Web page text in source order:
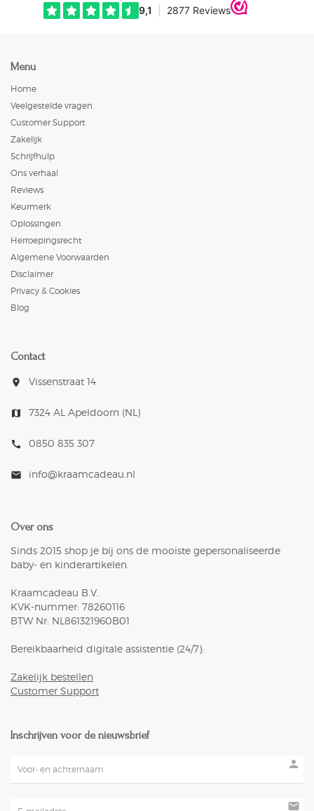
Menu
Home
Veelgestelde vragen
Customer Support
Zakelijk
Schrijfhulp
Ons verhaal
Reviews
Keurmerk
Oplossingen
Herroepingsrecht
Algemene Voorwaarden
Disclaimer
Privacy & Cookies
Blog
Contact
room Vissenstraat 14
map 7324 AL Apeldoorn (NL)
call 0850 835 307
mail info@kraamcadeau.nl
Over ons
Sinds 2015 shop je bij ons de mooiste gepersonaliseerde
baby- en kinderartikelen.
Kraamcadeau B.V.
KVK-nummer: 78260116
BTW Nr: NL861321960B01
Bereikbaarheid digitale assistentie (24/7):
Zakelijk bestellen
Customer Support
Inschrijven voor de nieuwsbrief
person
mail